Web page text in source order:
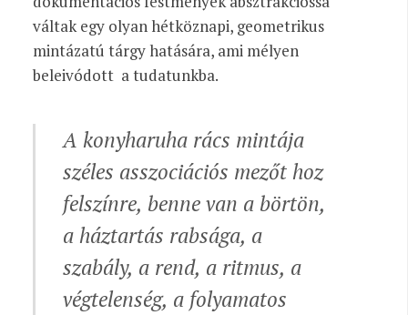
váltak egy olyan hétköznapi, geometrikus
mintázatú tárgy hatására, ami mélyen
beleivódott a tudatunkba.
A konyharuha rács mintája
széles asszociációs mezőt hoz
felszínre, benne van a börtön,
a háztartás rabsága, a
szabály, a rend, a ritmus, a
végtelenség, a folyamatos